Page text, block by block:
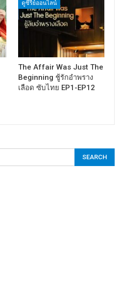
ดูซีรี่ย์ออนไลน์
The Affair Was Just The
Beginning ชู้รักอำพราง
เลือด ซับไทย EP1-EP12